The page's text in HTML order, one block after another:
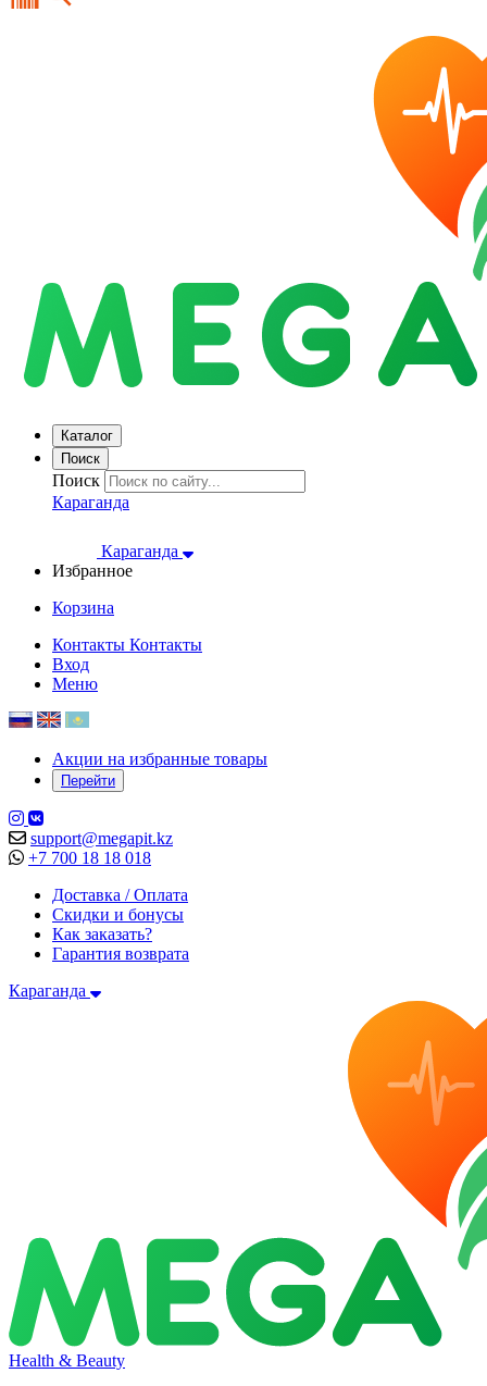
Каталог
Поиск
Поиск
Караганда
Караганда
Избранное
Корзина
Контакты Контакты
Вход
Меню
Акции на избранные товары
Перейти
support@megapit.kz
+7 700 18 18 018
Доставка / Оплата
Скидки и бонусы
Как заказать?
Гарантия возврата
Караганда
Health & Beauty